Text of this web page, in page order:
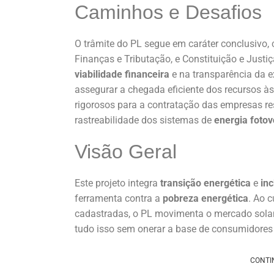
Caminhos e Desafios
O trâmite do PL segue em caráter
Finanças e Tributação, e Constituição e
viabilidade financeira e na transparência da
assegurar a chegada eficiente dos recursos
rigorosos para a contratação das empresas
rastreabilidade dos sistemas de energia
Visão Geral
Este projeto integra transição energética e
ferramenta contra a pobreza energética. Ao
cadastradas, o PL movimenta o mercado
tudo isso sem onerar a base de